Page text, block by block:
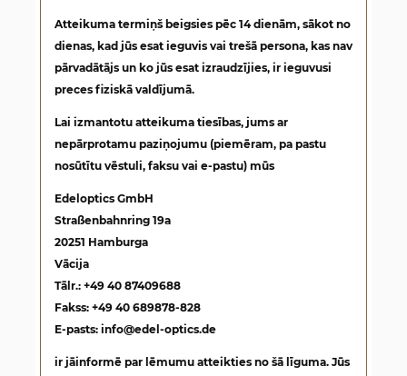
Atteikuma termiņš beigsies pēc 14 dienām, sākot no
dienas, kad jūs esat ieguvis vai trešā persona, kas nav
pārvadātājs un ko jūs esat izraudzījies, ir ieguvusi
preces fiziskā valdījumā.
Lai izmantotu atteikuma tiesības, jums ar
nepārprotamu paziņojumu (piemēram, pa pastu
nosūtītu vēstuli, faksu vai e-pastu) mūs
Edeloptics GmbH
Straßenbahnring 19a
20251 Hamburga
Vācija
Tālr.: +49 40 87409688
Fakss: +49 40 689878-828
E-pasts: info@edel-optics.de
ir jāinformē par lēmumu atteikties no šā līguma. Jūs